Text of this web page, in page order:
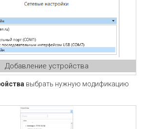
Добавление устройства
выбрать нужную модификацию